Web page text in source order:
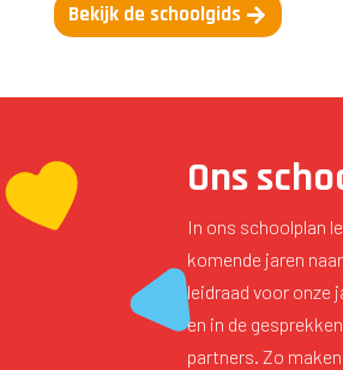
Bekijk de schoolgids
Ons
In ons schoolplan
komende jaren
leidraad voor onze
en in de
partners. Zo